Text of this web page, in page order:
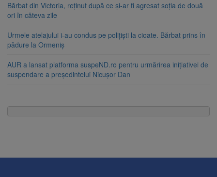
Bărbat din Victoria, reținut după ce și-ar fi agresat soția de două
ori în câteva zile
Urmele atelajului i-au condus pe polițiști la cioate. Bărbat prins în
pădure la Ormeniș
AUR a lansat platforma suspeND.ro pentru urmărirea inițiativei de
suspendare a președintelui Nicușor Dan